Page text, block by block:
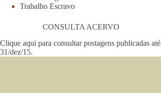
Trabalho Escravo
CONSULTA ACERVO
Clique aqui para consultar postagens publicadas até
31/dez/15.